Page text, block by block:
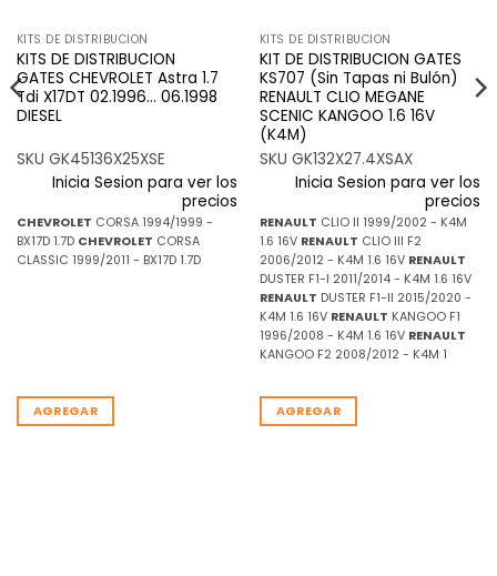
KITS DE DISTRIBUCION
KITS DE DISTRIBUCION
GATES CHEVROLET Astra 1.7
Tdi X17DT 02.1996… 06.1998
DIESEL
SKU GK45136X25XSE
Inicia Sesion para ver los
precios
CHEVROLET CORSA 1994/1999 -
BX17D 1.7D CHEVROLET CORSA
CLASSIC 1999/2011 - BX17D 1.7D
AGREGAR
KITS DE DISTRIBUCION
KIT DE DISTRIBUCION GATES
KS707 (Sin Tapas ni Bulón)
RENAULT CLIO MEGANE
SCENIC KANGOO 1.6 16V
(K4M)
SKU GK132X27.4XSAX
Inicia Sesion para ver los
precios
RENAULT CLIO II 1999/2002 - K4M
1.6 16V RENAULT CLIO III F2
2006/2012 - K4M 1.6 16V RENAULT
DUSTER F1-I 2011/2014 - K4M 1.6 16V
RENAULT DUSTER F1-II 2015/2020 -
K4M 1.6 16V RENAULT KANGOO F1
1996/2008 - K4M 1.6 16V RENAULT
KANGOO F2 2008/2012 - K4M 1
AGREGAR